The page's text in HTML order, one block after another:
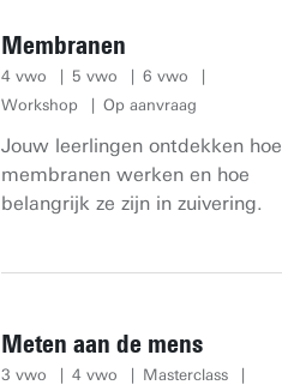
Membranen
4 vwo 5 vwo
6 vwo
Workshop
Op aanvraag
Jouw leerlingen ontdekken hoe
membranen werken en hoe
belangrijk ze zijn in zuivering.
Meten aan de mens
3 vwo 4 vwo
Masterclass